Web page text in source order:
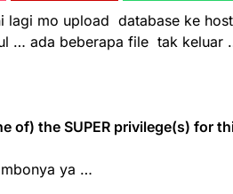
mo upload database ke
… ada beberapa file tak keluar
of) the SUPER privilege(s) for
ya …